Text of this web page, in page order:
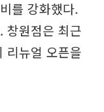
를 강화했다.
창원점은 최근
리뉴얼 오픈을